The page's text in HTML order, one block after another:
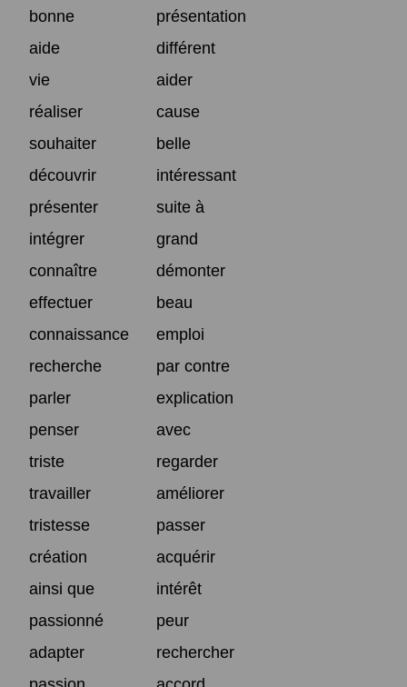
bonne
présentation
aide
différent
vie
aider
réaliser
cause
souhaiter
belle
découvrir
intéressant
présenter
suite à
intégrer
grand
connaître
démonter
effectuer
beau
connaissance
emploi
recherche
par contre
parler
explication
penser
avec
triste
regarder
travailler
améliorer
tristesse
passer
création
acquérir
ainsi que
intérêt
passionné
peur
adapter
rechercher